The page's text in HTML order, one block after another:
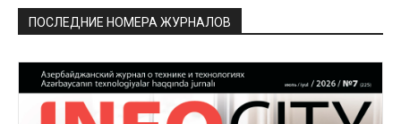
ПОСЛЕДНИЕ НОМЕРА ЖУРНАЛОВ